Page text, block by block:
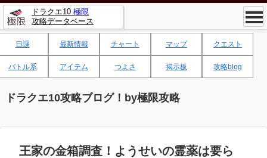
ドラクエ10 極限
攻略データベース
日課 最新情報 チャート マップ クエスト
バトル系 アイテム つよさ 掲示板 攻略blog
ドラクエ10攻略ブログ！by極限攻略
王家の金箱調査！ようせいの霊薬は要ら